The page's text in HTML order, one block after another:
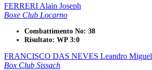
FERRERI Alain Joseph
Boxe Club Locarno
Combattimento No: 38
Risultato: WP 3:0
FRANCISCO DAS NEVES Leandro Miguel
Box Club Sissach